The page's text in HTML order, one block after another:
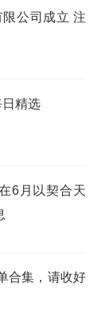
公司成立 注
精选
6月以契合天
合集，请收好